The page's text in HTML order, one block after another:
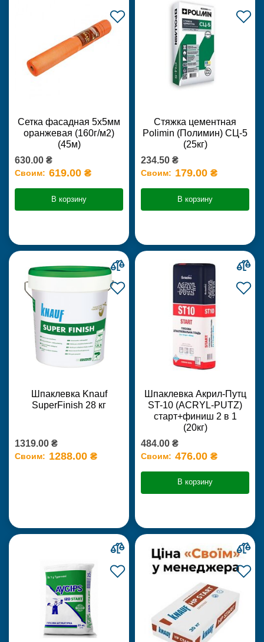
Сетка фасадная 5х5мм
оранжевая (160г/м2)
(45м)
630.00 ₴
Своим: 619.00 ₴
В корзину
Стяжка цементная
Polimin (Полимин) СЦ-5
(25кг)
234.50 ₴
Своим: 179.00 ₴
В корзину
Шпаклевка Knauf
SuperFinish 28 кг
1319.00 ₴
Своим: 1288.00 ₴
Шпаклевка Акрил-Путц
ST-10 (ACRYL-PUTZ)
старт+финиш 2 в 1
(20кг)
484.00 ₴
Своим: 476.00 ₴
В корзину